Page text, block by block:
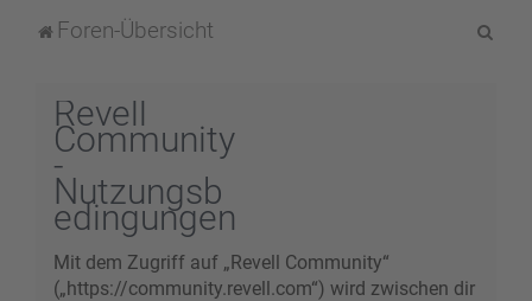
Foren-Übersicht
Revell
Community
-
Nutzungsb
edingungen
Mit dem Zugriff auf „Revell Community“
(„https://community.revell.com“) wird zwischen dir